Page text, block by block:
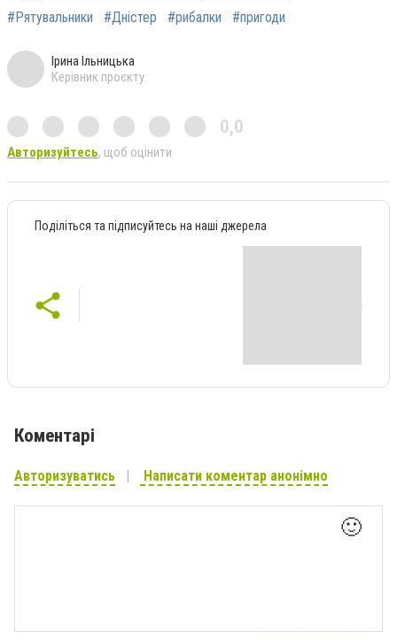
#Рятувальники
#Дністер #рибалки #пригоди
Ірина Ільницька
Керівник проєкту
0,0
Авторизуйтесь, щоб оцінити
Поділіться та підписуйтесь на наші джерела
Коментарі
Авторизуватись Написати коментар анонімно
🙂